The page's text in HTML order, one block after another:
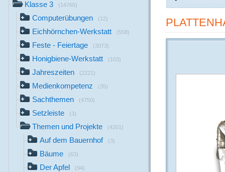
Klasse 3 (14765)
Computerübungen (12)
Eichhörnchen-Werkstatt (558)
Feste - Feiertage (3073)
Honigbiene-Werkstatt (103)
Jahreszeiten (2221)
Medienkompetenz (35)
Sachthemen (4750)
Setzleiste (3)
Themen und Projekte (4201)
Auf dem Bauernhof (3)
Bäume (63)
Der Apfel (94)